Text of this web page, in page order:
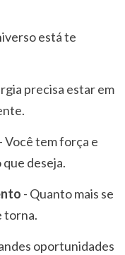
está te
precisa estar em
- Você tem força e
deseja.
- Quanto mais se
torna.
oportunidades